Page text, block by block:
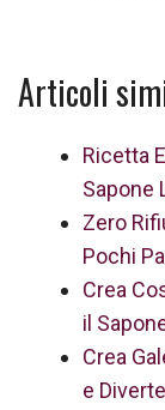
Articoli
Ricetta
Sapone
Zero
Pochi
Crea
il
Crea
e